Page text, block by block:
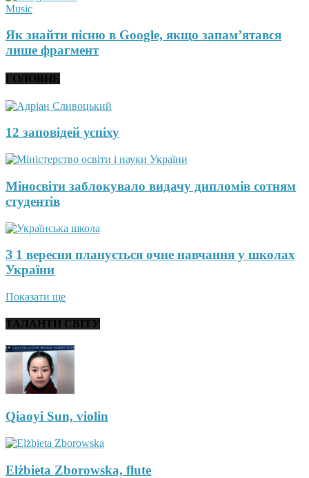
Music
Як знайти пісню в Google, якщо запам’ятався
лише фрагмент
ГОЛОВНЕ
12 заповідей успіху
Міносвіти заблокувало видачу дипломів сотням
студентів
З 1 вересня планується очне навчання у школах
України
Показати ще
ТАЛАНТИ СВІТУ
Qiaoyi Sun, violin
Elżbieta Zborowska, flute